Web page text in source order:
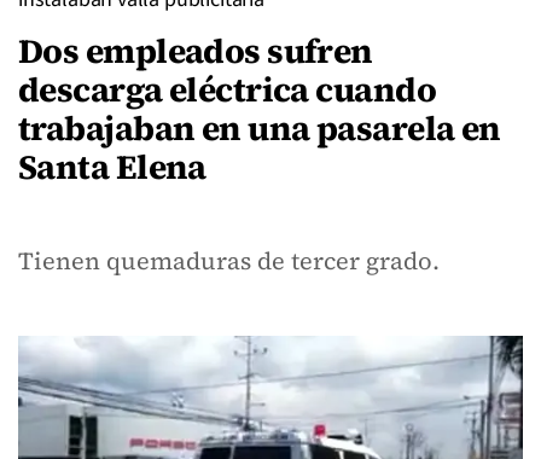
Dos empleados sufren
descarga eléctrica cuando
trabajaban en una pasarela en
Santa Elena
Tienen quemaduras de tercer grado.